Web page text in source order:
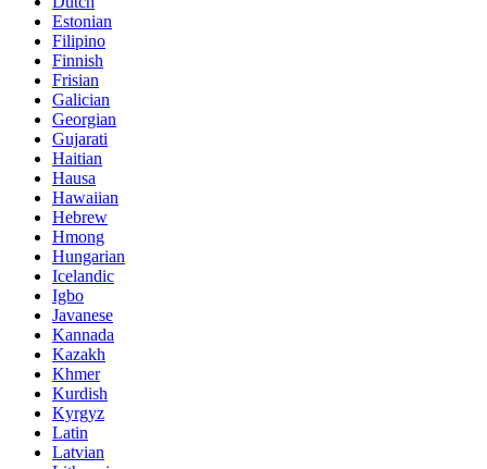
Estonian
Filipino
Finnish
Frisian
Galician
Georgian
Gujarati
Haitian
Hausa
Hawaiian
Hebrew
Hmong
Hungarian
Icelandic
Igbo
Javanese
Kannada
Kazakh
Khmer
Kurdish
Kyrgyz
Latin
Latvian